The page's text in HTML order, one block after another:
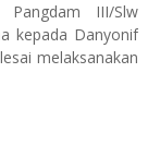
Pangdam III/Slw
kepada Danyonif
melaksanakan